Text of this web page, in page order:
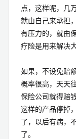
点，这样呢，几
就由自己来承担
有压力的，就由
疗险是用来解决
如果，不设免赔
概率很高，天天
保险公司就得赔
这样的产品停掉
了，以后有病，
了。